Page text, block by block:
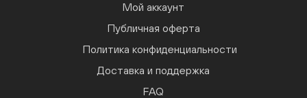
Мой аккаунт
Публичная оферта
Политика конфиденциальности
Доставка и поддержка
FAQ